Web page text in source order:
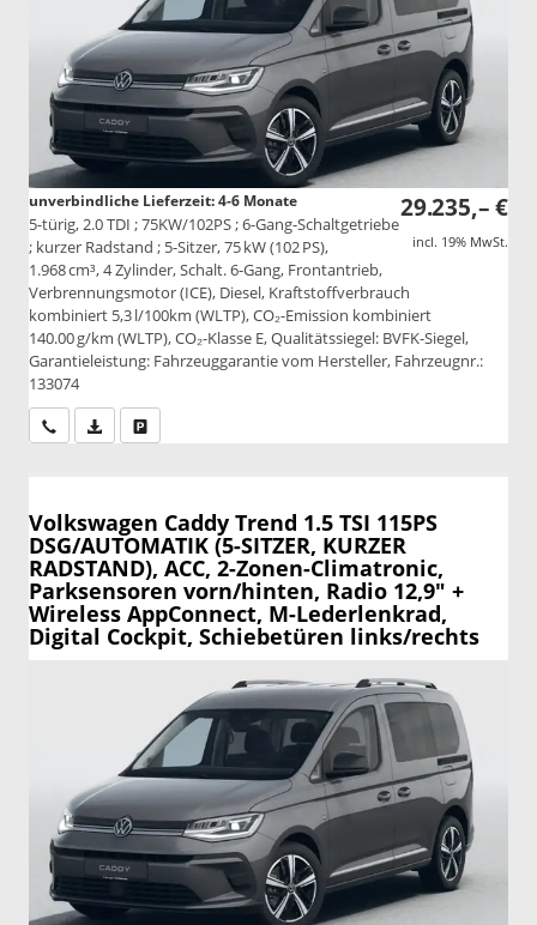
29.235,– €
incl. 19% MwSt.
unverbindliche Lieferzeit: 4-6 Monate
5-türig, 2.0 TDI ; 75KW/102PS ; 6-Gang-Schaltgetriebe
; kurzer Radstand ; 5-Sitzer, 75 kW (102 PS),
1.968 cm³, 4 Zylinder, Schalt. 6-Gang, Frontantrieb,
Verbrennungsmotor (ICE), Diesel, Kraftstoffverbrauch
kombiniert 5,3 l/100km (WLTP), CO₂-Emission kombiniert
140.00 g/km (WLTP), CO₂-Klasse E, Qualitätssiegel: BVFK-Siegel,
Garantieleistung: Fahrzeuggarantie vom Hersteller, Fahrzeugnr.:
133074
Wir rufen Sie anPDF-Datei, Fahrzeugexposé drucken
Volkswagen Caddy Trend 1.5 TSI 115PS
DSG/AUTOMATIK (5-SITZER, KURZER
RADSTAND), ACC, 2-Zonen-Climatronic,
Parksensoren vorn/hinten, Radio 12,9" +
Wireless AppConnect, M-Lederlenkrad,
Digital Cockpit, Schiebetüren links/rechts